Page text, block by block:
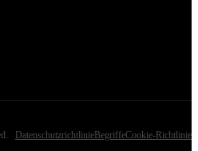
DatenschutzrichtlinieBegriffeCookie-Richtlinie